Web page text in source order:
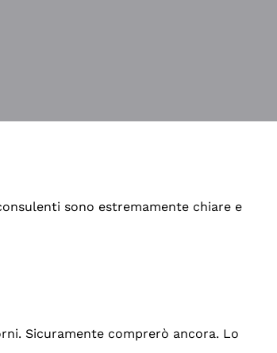
sono estremamente chiare e
Sicuramente comprerò ancora. Lo